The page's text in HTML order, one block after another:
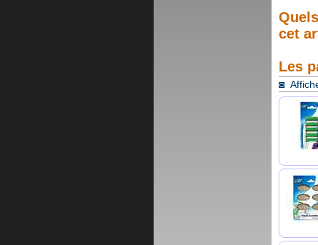
cet
Les
◙